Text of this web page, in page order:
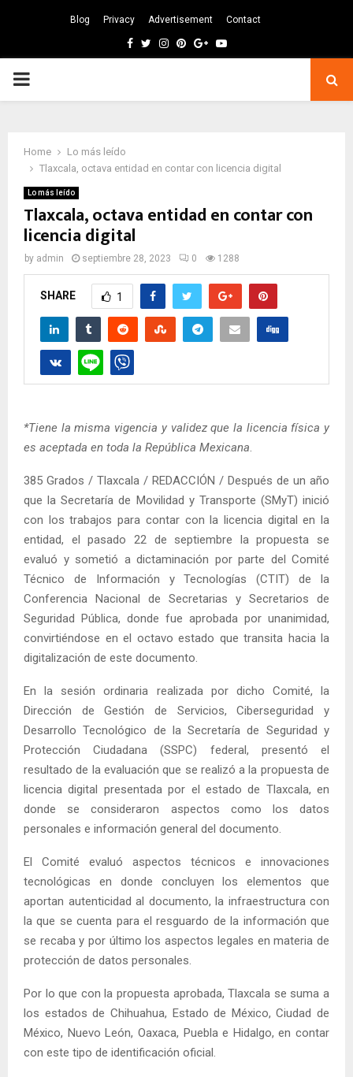
Blog Privacy Advertisement Contact
Facebook
TwitterInstagram
Pinterest
GoogleYoutube
PRIMARY
Home
Lo más leído
Tlaxcala, octava entidad en contar con licencia digital
Lo más leído
Tlaxcala, octava entidad en contar con
licencia digital
by admin septiembre 28, 2023 0 1288
SHARE 1
*Tiene la misma vigencia y validez que la licencia física y
es aceptada en toda la República Mexicana
385 Grados / Tlaxcala / REDACCIÓN / Después de un año
que la Secretaría de Movilidad y Transporte (SMyT) inició
con los trabajos para contar con la licencia digital en la
entidad, el pasado 22 de septiembre la propuesta se
evaluó y sometió a dictaminación por parte del Comité
Técnico de Información y Tecnologías (CTIT) de la
Conferencia Nacional de Secretarias y Secretarios de
Seguridad Pública, donde fue aprobada por unanimidad,
convirtiéndose en el octavo estado que transita hacia la
digitalización de este documento.
En la sesión ordinaria realizada por dicho Comité, la
Dirección de Gestión de Servicios, Ciberseguridad y
Desarrollo Tecnológico de la Secretaría de Seguridad y
Protección Ciudadana (SSPC) federal, presentó el
resultado de la evaluación que se realizó a la propuesta de
licencia digital presentada por el estado de Tlaxcala, en
donde se consideraron aspectos como los datos
personales e información general del documento.
El Comité evaluó aspectos técnicos e innovaciones
tecnológicas en donde concluyen los elementos que
aportan autenticidad al documento, la infraestructura con
la que se cuenta para el resguardo de la información que
se recaba y por último los aspectos legales en materia de
protección de datos personales.
Por lo que con la propuesta aprobada, Tlaxcala se suma a
los estados de Chihuahua, Estado de México, Ciudad de
México, Nuevo León, Oaxaca, Puebla e Hidalgo, en contar
con este tipo de identificación oficial.